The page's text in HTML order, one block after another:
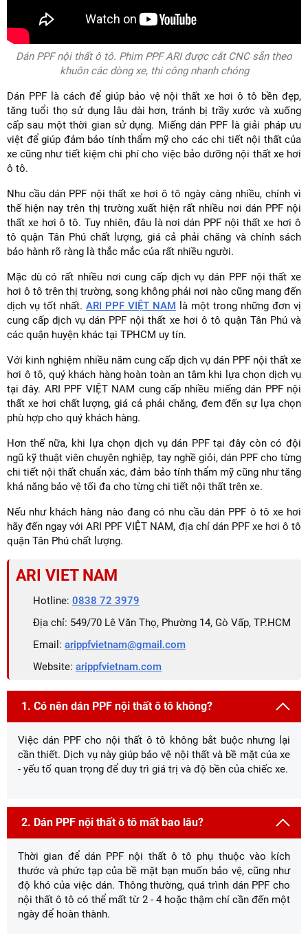
Dán PPF nội thất ô tô. Phim PPF ARI được cắt CNC sẵn theo
khuôn các dòng xe, thi công nhanh chóng
Dán PPF là cách để giúp bảo vệ nội thất xe hơi ô tô bền đẹp,
tăng tuổi thọ sử dụng lâu dài hơn, tránh bị trầy xước và xuống
cấp sau một thời gian sử dụng. Miếng dán PPF là giải pháp ưu
việt để giúp đảm bảo tính thẩm mỹ cho các chi tiết nội thất của
xe cũng như tiết kiệm chi phí cho việc bảo dưỡng nội thất xe hơi
ô tô.
Nhu cầu dán PPF nội thất xe hơi ô tô ngày càng nhiều, chính vì
thế hiện nay trên thị trường xuất hiện rất nhiều nơi dán PPF nội
thất xe hơi ô tô. Tuy nhiên, đâu là nơi dán PPF nội thất xe hơi ô
tô quận Tân Phú chất lượng, giá cả phải chăng và chính sách
bảo hành rõ ràng là thắc mắc của rất nhiều người.
Mặc dù có rất nhiều nơi cung cấp dịch vụ dán PPF nội thất xe
hơi ô tô trên thị trường, song không phải nơi nào cũng mang đến
dịch vụ tốt nhất. ARI PPF VIỆT NAM là một trong những đơn vị
cung cấp dịch vụ dán PPF nội thất xe hơi ô tô quận Tân Phú và
các quận huyện khác tại TPHCM uy tín.
Với kinh nghiệm nhiều năm cung cấp dịch vụ dán PPF nội thất xe
hơi ô tô, quý khách hàng hoàn toàn an tâm khi lựa chọn dịch vụ
tại đây. ARI PPF VIỆT NAM cung cấp nhiều miếng dán PPF nội
thất xe hơi chất lượng, giá cả phải chăng, đem đến sự lựa chọn
phù hợp cho quý khách hàng.
Hơn thế nữa, khi lựa chọn dịch vụ dán PPF tại đây còn có đội
ngũ kỹ thuật viên chuyên nghiệp, tay nghề giỏi, dán PPF cho từng
chi tiết nội thất chuẩn xác, đảm bảo tính thẩm mỹ cũng như tăng
khả năng bảo vệ tối đa cho từng chi tiết nội thất trên xe.
Nếu như khách hàng nào đang có nhu cầu dán PPF ô tô xe hơi
hãy đến ngay với ARI PPF VIỆT NAM, địa chỉ dán PPF xe hơi ô tô
quận Tân Phú chất lượng.
ARI VIET NAM
Hotline: 0838 72 3979
Địa chỉ: 549/70 Lê Văn Thọ, Phường 14, Gò Vấp, TP.HCM
Email: arippfvietnam@gmail.com
Website: arippfvietnam.com
1. Có nên dán PPF nội thất ô tô không?
Việc dán PPF cho nội thất ô tô không bắt buộc nhưng lại
cần thiết. Dịch vụ này giúp bảo vệ nội thất và bề mặt của xe
- yếu tố quan trọng để duy trì giá trị và độ bền của chiếc xe.
2. Dán PPF nội thất ô tô mất bao lâu?
Thời gian để dán PPF nội thất ô tô phụ thuộc vào kích
thước và phức tạp của bề mặt bạn muốn bảo vệ, cũng như
độ khó của việc dán. Thông thường, quá trình dán PPF cho
nội thất ô tô có thể mất từ 2 - 4 hoặc thậm chí cần đến một
ngày để hoàn thành.